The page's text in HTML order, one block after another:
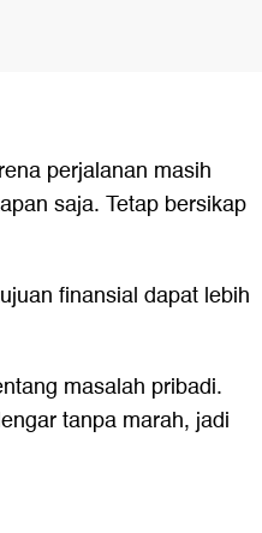
perjalanan masih
saja. Tetap bersikap
finansial dapat lebih
masalah pribadi.
tanpa marah, jadi